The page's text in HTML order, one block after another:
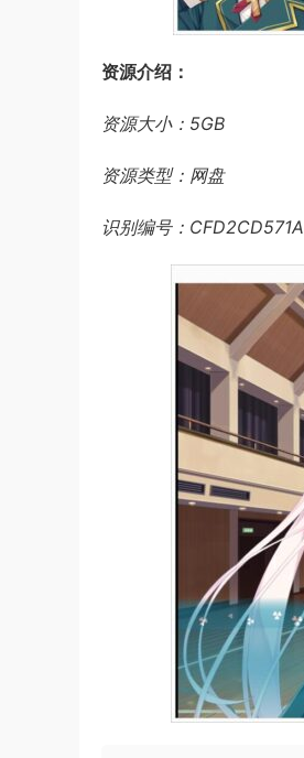
资源介绍：
资源大小：5GB
资源类型：网盘
识别编号：CFD2CD571A